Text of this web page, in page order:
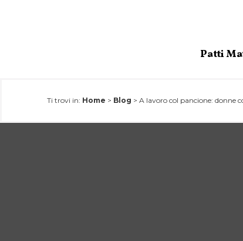
Patti
Ti trovi in: Home > Blog > A lavoro col pancione: donne